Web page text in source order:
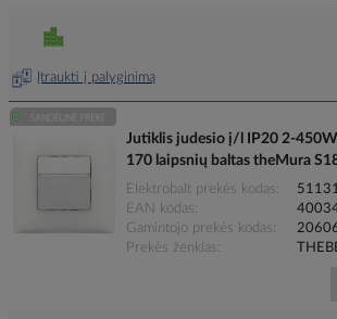
Įtraukti į palyginimą
Jutiklis judesio į/l IP20 2-
170 laipsnių baltas theMura
Elektrobalt prekės kodas
EAN kodas
Gamintojo prekės kodas
Prekės ženklas